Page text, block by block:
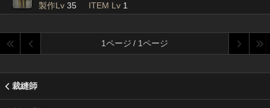
製作Lv 35 ITEM Lv 1
1ページ / 1ページ
裁縫師